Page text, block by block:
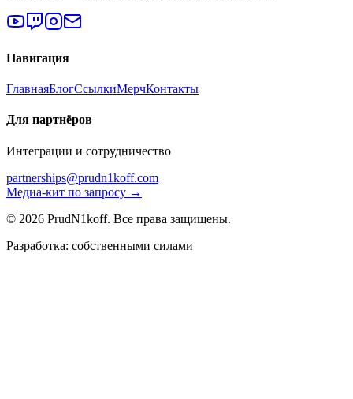
Навигация
ГлавнаяБлогСсылкиМерчКонтакты
Для партнёров
Интеграции и сотрудничество
partnerships@prudn1koff.com
Медиа-кит по запросу →
© 2026 PrudN1koff. Все права защищены.
Разработка: собственными силами